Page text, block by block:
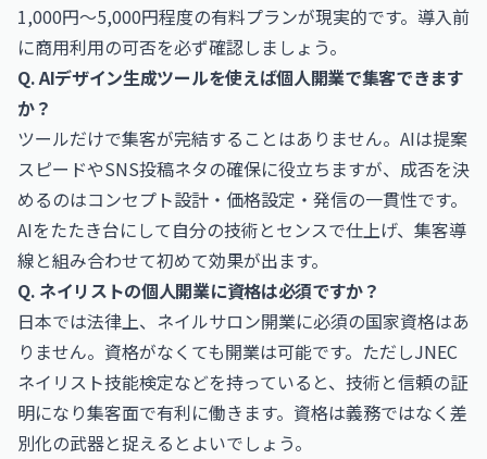
1,000円〜5,000円程度の有料プランが現実的です。導入前
に商用利用の可否を必ず確認しましょう。
Q. AIデザイン生成ツールを使えば個人開業で集客できます
か？
ツールだけで集客が完結することはありません。AIは提案
スピードやSNS投稿ネタの確保に役立ちますが、成否を決
めるのはコンセプト設計・価格設定・発信の一貫性です。
AIをたたき台にして自分の技術とセンスで仕上げ、集客導
線と組み合わせて初めて効果が出ます。
Q. ネイリストの個人開業に資格は必須ですか？
日本では法律上、ネイルサロン開業に必須の国家資格はあ
りません。資格がなくても開業は可能です。ただしJNEC
ネイリスト技能検定などを持っていると、技術と信頼の証
明になり集客面で有利に働きます。資格は義務ではなく差
別化の武器と捉えるとよいでしょう。